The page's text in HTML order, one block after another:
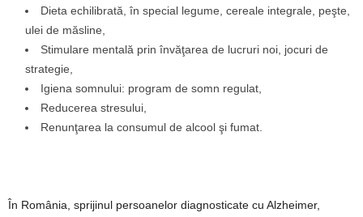
Dieta echilibrată, în special legume, cereale integrale, peşte,
ulei de măsline,
Stimulare mentală prin învăţarea de lucruri noi, jocuri de
strategie,
Igiena somnului: program de somn regulat,
Reducerea stresului,
Renunţarea la consumul de alcool şi fumat.
În România, sprijinul persoanelor diagnosticate cu Alzheimer,